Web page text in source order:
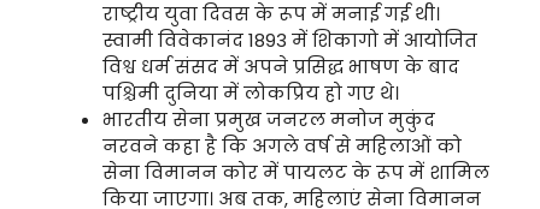
राष्ट्रीय युवा दिवस के रूप में मनाई गई थी।
स्वामी विवेकानंद 1893 में शिकागो में आयोजित
विश्व धर्म संसद में अपने प्रसिद्ध भाषण के बाद
पश्चिमी दुनिया में लोकप्रिय हो गए थे।
भारतीय सेना प्रमुख जनरल मनोज मुकुंद
नरवने कहा है कि अगले वर्ष से महिलाओं को
सेना विमानन कोर में पायलट के रूप में शामिल
किया जाएगा। अब तक, महिलाएं सेना विमानन